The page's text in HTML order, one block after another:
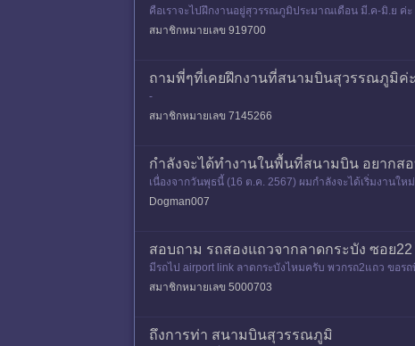
คือเราจะไปฝึกงานอยู่สุวรรณภูมิประมาณเดือน มี.ค-มิ.ย ค่
หน่อยค่
สมาชิกหมายเลข 919700
ถามพี่ๆที่เคยฝึกงานที่สนามบินสุวรรณภูมิค่ะ
-
สมาชิกหมายเลข 7145266
กำลังจะได้ทำงานในพื้นที่สนามบิน อยากส
เนื่องจากวันพุธนี้ (16 ต.ค. 2567) ผมกำลังจะได้เริ่มงานใ
Dogman007
สอบถาม รถสองแถวจากลาดกระบัง ซอย
มีรถไป airport link ลาดกระบังไหมครับ พวกรถ2แถว ขอ
ระบัง22 หน่อยครับ ขอ
สมาชิกหมายเลข 5000703
ถึงการท่า สนามบินสุวรรณภูมิ